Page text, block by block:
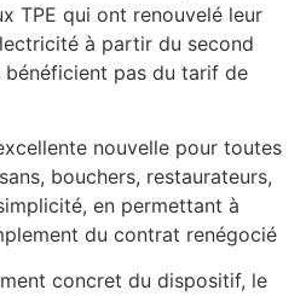
TPE qui ont renouvelé leur
à partir du second
pas du tarif de
nouvelle pour toutes
bouchers, restaurateurs,
en permettant à
du contrat renégocié
concret du dispositif, le